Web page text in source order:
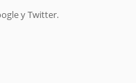
y Twitter.